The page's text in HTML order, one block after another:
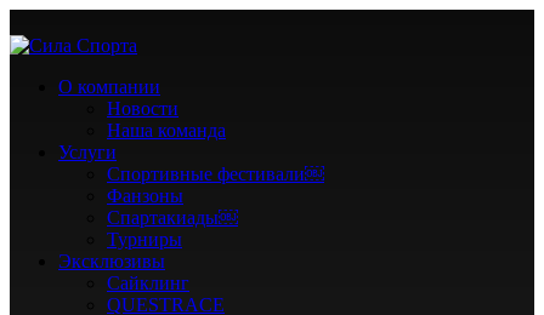
О компании
Новости
Наша команда
Услуги
Спортивные фестивали￼
Фанзоны
Спартакиады￼
Турниры
Эксклюзивы
Сайклинг
QUESTRACE